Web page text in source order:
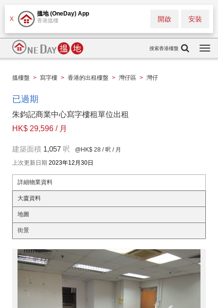
X
搵地 (OneDay) App
香港搵樓 安裝
開啟
搜索香港樓盤
搵樓盤 > 寫字樓 > 香港的出租樓盤 > 灣仔區 > 灣仔
已過期
朱鈞記商業中心寫字樓租單位出租
HK$ 29,596 / 月
建築面積 1,057 呎 @HK$ 28 / 呎 / 月
上次更新日期 2023年12月30日
詳細物業資料
大廈資料
地圖
街景